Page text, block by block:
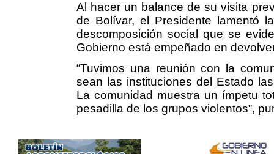
Al hacer un balance de su visita
de Bolívar, el Presidente lamentó
descomposición social que se
Gobierno está empeñado en
“Tuvimos una reunión con la
sean las instituciones del Estado
La comunidad muestra un ímpetu
pesadilla de los grupos violentos”,